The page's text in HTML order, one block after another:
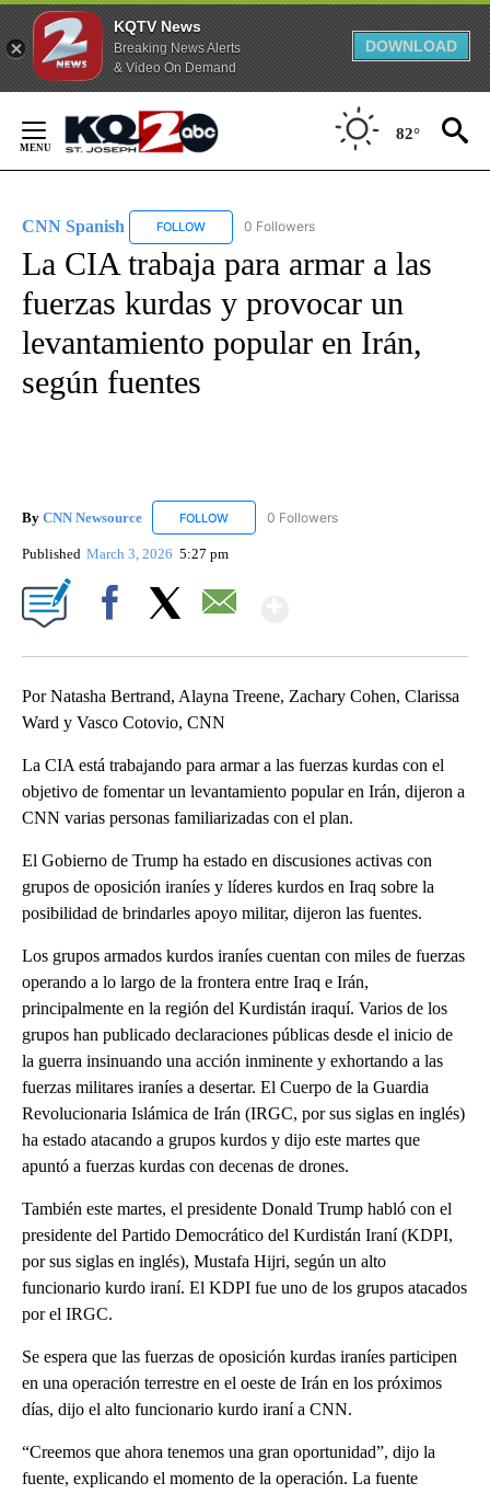
KQTV News
Breaking News Alerts
& Video On Demand
DOWNLOAD
Content
82°
CNN Spanish FOLLOW FOLLOW "CNN SPANISH" TO RECEIVE
0 Followers
La CIA trabaja para armar a las
fuerzas kurdas y provocar un
levantamiento popular en Irán,
según fuentes
By CNN Newsource FOLLOW FOLLOW "CNN NEWSOURCE" TO RECEIVE
0 Followers
Published March 3, 2026 5:27 pm
Por Natasha Bertrand, Alayna Treene, Zachary Cohen, Clarissa
Ward y Vasco Cotovio, CNN
La CIA está trabajando para armar a las fuerzas kurdas con el
objetivo de fomentar un levantamiento popular en Irán, dijeron a
CNN varias personas familiarizadas con el plan.
El Gobierno de Trump ha estado en discusiones activas con
grupos de oposición iraníes y líderes kurdos en Iraq sobre la
posibilidad de brindarles apoyo militar, dijeron las fuentes.
Los grupos armados kurdos iraníes cuentan con miles de fuerzas
operando a lo largo de la frontera entre Iraq e Irán,
principalmente en la región del Kurdistán iraquí. Varios de los
grupos han publicado declaraciones públicas desde el inicio de
la guerra insinuando una acción inminente y exhortando a las
fuerzas militares iraníes a desertar. El Cuerpo de la Guardia
Revolucionaria Islámica de Irán (IRGC, por sus siglas en inglés)
ha estado atacando a grupos kurdos y dijo este martes que
apuntó a fuerzas kurdas con decenas de drones.
También este martes, el presidente Donald Trump habló con el
presidente del Partido Democrático del Kurdistán Iraní (KDPI,
por sus siglas en inglés), Mustafa Hijri, según un alto
funcionario kurdo iraní. El KDPI fue uno de los grupos atacados
por el IRGC.
Se espera que las fuerzas de oposición kurdas iraníes participen
en una operación terrestre en el oeste de Irán en los próximos
días, dijo el alto funcionario kurdo iraní a CNN.
“Creemos que ahora tenemos una gran oportunidad”, dijo la
fuente, explicando el momento de la operación. La fuente